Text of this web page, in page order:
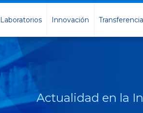
Laboratorios Innovación
Actualidad en la